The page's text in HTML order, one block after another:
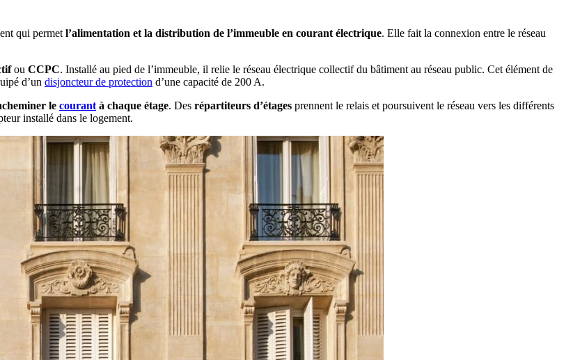
qui permet l’alimentation et la distribution de l’immeuble en courant électrique. Elle fait la connexion entre le réseau
ou CCPC. Installé au pied de l’immeuble, il relie le réseau électrique collectif du bâtiment au réseau public. Cet élément de
d’un disjoncteur de protection d’une capacité de 200 A.
le courant à chaque étage. Des répartiteurs d’étages prennent le relais et poursuivent le réseau vers les différents
installé dans le logement.